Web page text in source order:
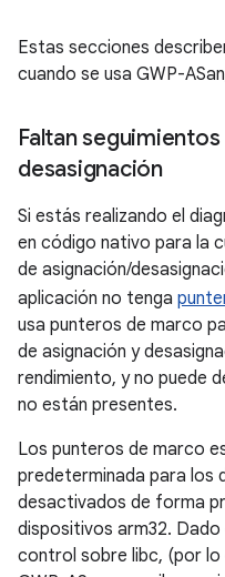
Estas secciones
cuando se usa GWP-
Faltan
desasignación
Si estás realizando el
en código nativo para la
de asignación/
aplicación no tenga
usa punteros de marco
de asignación y
rendimiento, y no puede
no están presentes.
Los punteros de marco
predeterminada para los
desactivados de forma
dispositivos arm32.
control sobre libc, (por lo